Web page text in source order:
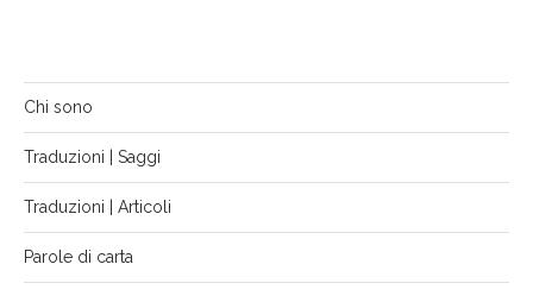
Chi sono
Traduzioni | Saggi
Traduzioni | Articoli
Parole di carta